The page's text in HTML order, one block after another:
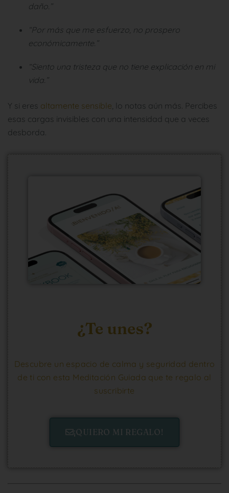
daño.”
“Por más que me esfuerzo, no prospero
económicamente.”
“Siento una tristeza que no tiene explicación en mi
vida.”
Y si eres altamente sensible , lo notas aún más. Percibes
esas cargas invisibles con una intensidad que a veces
desborda.
¿Te unes?
Descubre un espacio de calma y seguridad dentro
de ti con esta Meditación Guiada que te regalo al
suscribirte
¡QUIERO MI REGALO!